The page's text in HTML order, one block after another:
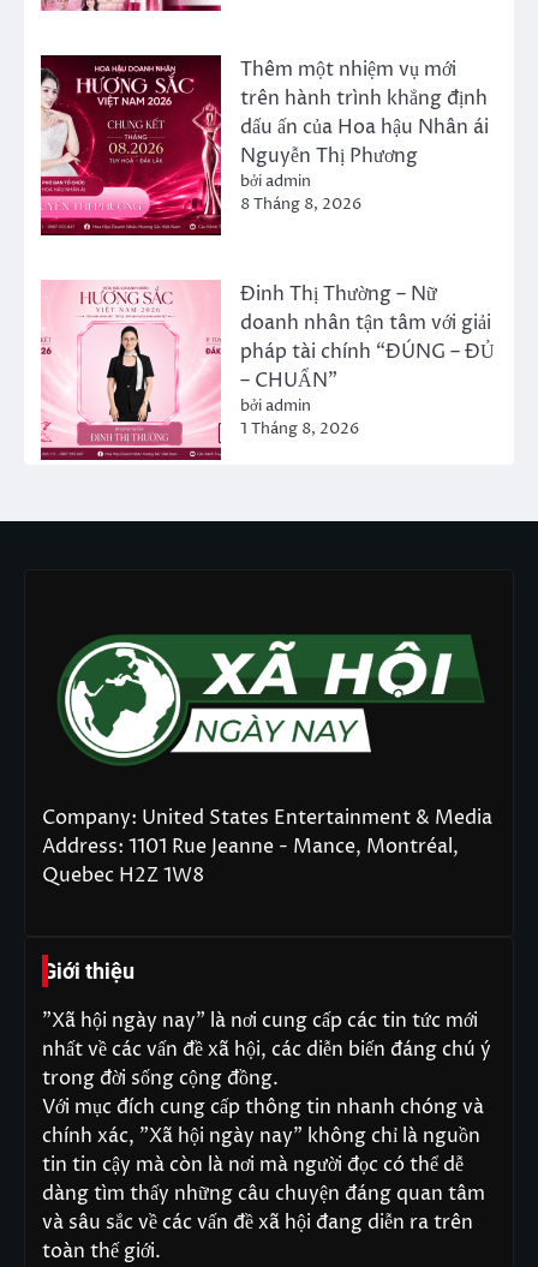
Thêm một nhiệm vụ mới
trên hành trình khẳng định
dấu ấn của Hoa hậu Nhân ái
Nguyễn Thị Phương
bởi admin
8 Tháng 8, 2026
Đinh Thị Thường – Nữ
doanh nhân tận tâm với giải
pháp tài chính “ĐÚNG – ĐỦ
– CHUẨN”
bởi admin
1 Tháng 8, 2026
Company: United States Entertainment & Media
Address: 1101 Rue Jeanne - Mance, Montréal,
Quebec H2Z 1W8
Giới thiệu
"Xã hội ngày nay" là nơi cung cấp các tin tức mới
nhất về các vấn đề xã hội, các diễn biến đáng chú ý
trong đời sống cộng đồng.
Với mục đích cung cấp thông tin nhanh chóng và
chính xác, "Xã hội ngày nay" không chỉ là nguồn
tin tin cậy mà còn là nơi mà người đọc có thể dễ
dàng tìm thấy những câu chuyện đáng quan tâm
và sâu sắc về các vấn đề xã hội đang diễn ra trên
toàn thế giới.